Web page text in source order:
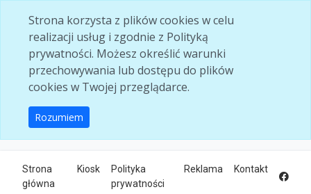
Strona korzysta z plików cookies w celu
realizacji usług i zgodnie z Polityką
prywatności. Możesz określić warunki
przechowywania lub dostępu do plików
cookies w Twojej przeglądarce.
Rozumiem
Strona
główna
Kiosk
Polityka
prywatności
Reklama Kontakt